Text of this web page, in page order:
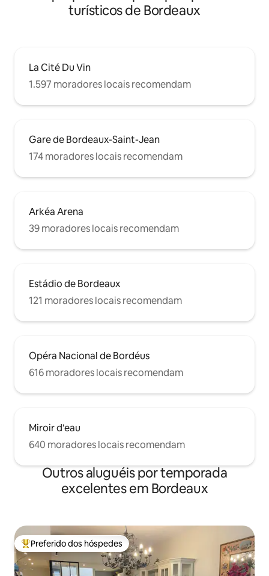
turísticos de Bordeaux
La Cité Du Vin
1.597 moradores locais recomendam
Gare de Bordeaux-Saint-Jean
174 moradores locais recomendam
Arkéa Arena
39 moradores locais recomendam
Estádio de Bordeaux
121 moradores locais recomendam
Opéra Nacional de Bordéus
616 moradores locais recomendam
Miroir d'eau
640 moradores locais recomendam
Outros aluguéis por temporada
excelentes em Bordeaux
Entre os melhores preferidos dos hóspedes
Preferido dos hóspedes